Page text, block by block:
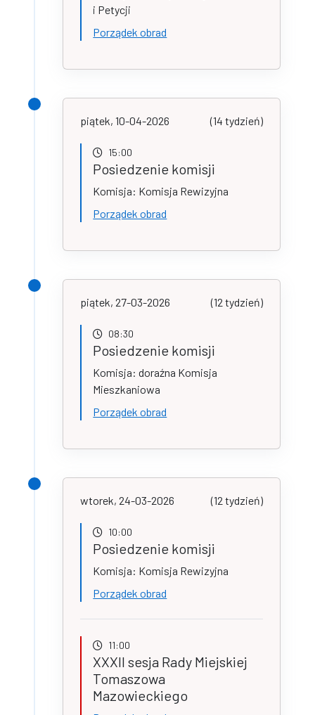
i Petycji
Porządek obrad
piątek, 10-04-2026 (14 tydzień)
15:00
Posiedzenie komisji
Komisja: Komisja Rewizyjna
Porządek obrad
piątek, 27-03-2026 (12 tydzień)
08:30
Posiedzenie komisji
Komisja: doraźna Komisja
Mieszkaniowa
Porządek obrad
wtorek, 24-03-2026 (12 tydzień)
10:00
Posiedzenie komisji
Komisja: Komisja Rewizyjna
Porządek obrad
11:00
XXXII sesja Rady Miejskiej
Tomaszowa
Mazowieckiego